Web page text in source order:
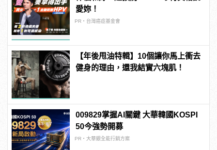
愛妳！
PR・台灣癌症基金會
【年後甩油特輯】10個讓你馬上衝去
健身的理由，還我結實六塊肌！
009829掌握AI關鍵 大華韓國KOSPI
50今強勢開募
PR・大華銀全能行銷方案